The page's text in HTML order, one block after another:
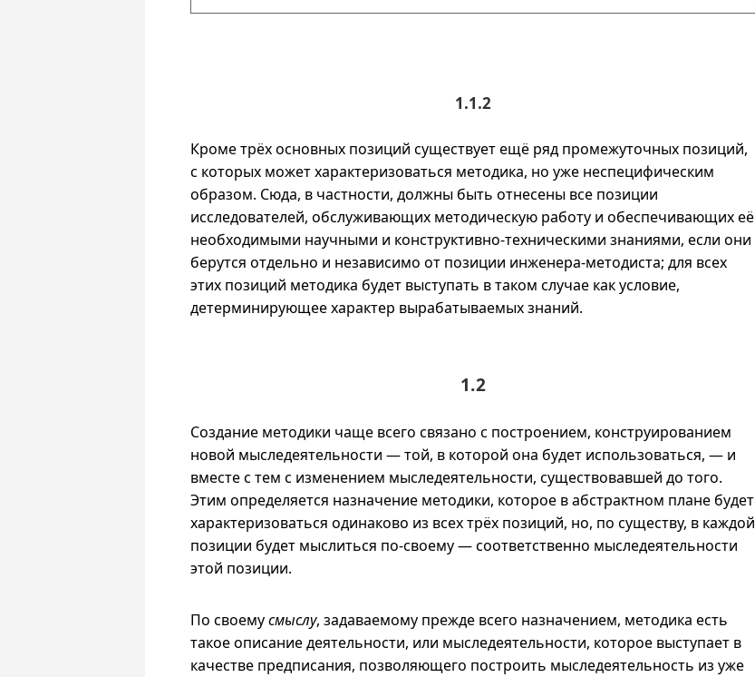
1.1.2
Кроме трёх основных позиций существует ещё ряд промежуточных позиций,
с которых может характеризоваться методика, но уже неспецифическим
образом. Сюда, в частности, должны быть отнесены все позиции
исследователей, обслуживающих методическую работу и обеспечивающих её
необходимыми научными и конструктивно-техническими знаниями, если они
берутся отдельно и независимо от позиции инженера-методиста; для всех
этих позиций методика будет выступать в таком случае как условие,
детерминирующее характер вырабатываемых знаний.
1.2
Создание методики чаще всего связано с построением, конструированием
новой мыследеятельности — той, в которой она будет использоваться, — и
вместе с тем с изменением мыследеятельности, существовавшей до того.
Этим определяется назначение методики, которое в абстрактном плане будет
характеризоваться одинаково из всех трёх позиций, но, по существу, в каждой
позиции будет мыслиться по-своему— соответственно мыследеятельности
этой позиции.
По своемусмыслу, задаваемому прежде всего назначением, методика есть
такое описание деятельности, или мыследеятельности, которое выступает в
качестве предписания, позволяющего построить мыследеятельность из уже